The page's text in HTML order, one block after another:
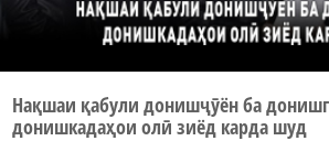
Нақшаи қабули донишҷӯён ба
донишкадаҳои олӣ зиёд карда шуд